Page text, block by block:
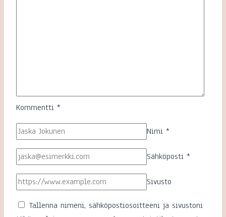
Kommentti *
Nimi *
Sähköposti *
Sivusto
Tallenna nimeni, sähköpostiosoitteeni ja sivustoni